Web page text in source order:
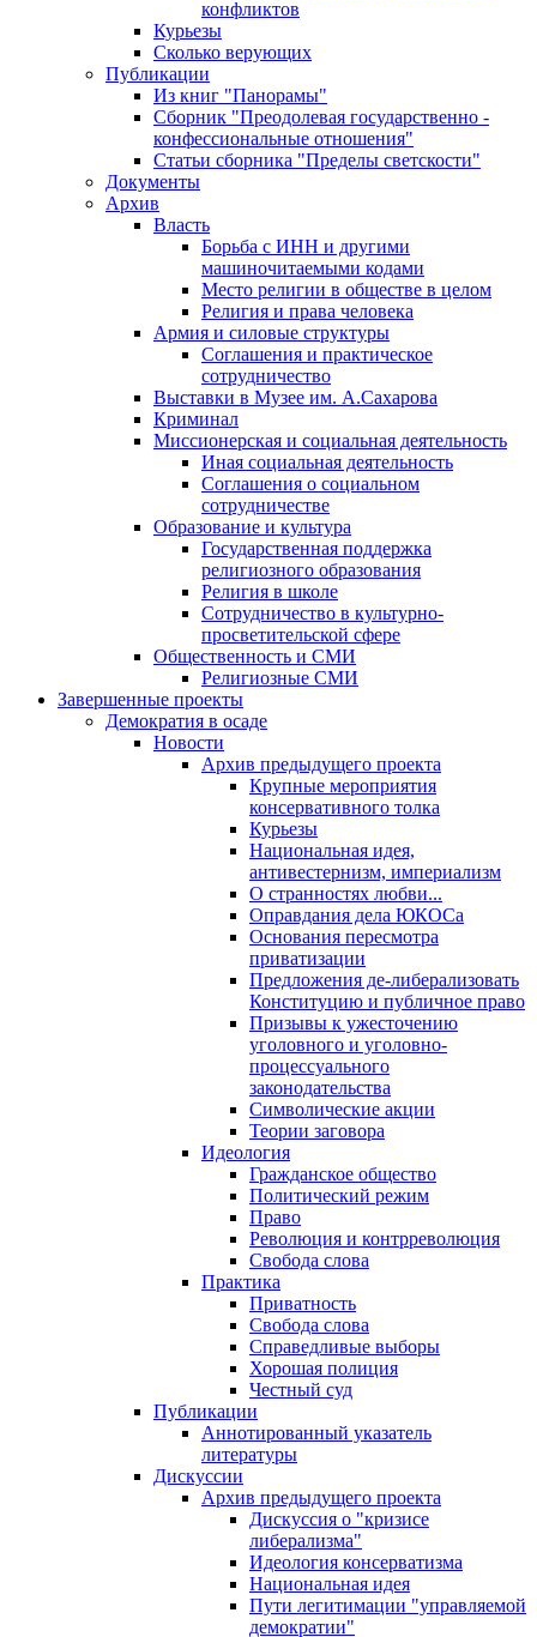
конфликтов
Курьезы
Сколько верующих
Публикации
Из книг "Панорамы"
Сборник "Преодолевая государственно -
конфессиональные отношения"
Статьи сборника "Пределы светскости"
Документы
Архив
Власть
Борьба с ИНН и другими
машиночитаемыми кодами
Место религии в обществе в целом
Религия и права человека
Армия и силовые структуры
Соглашения и практическое
сотрудничество
Выставки в Музее им. А.Сахарова
Криминал
Миссионерская и социальная деятельность
Иная социальная деятельность
Соглашения о социальном
сотрудничестве
Образование и культура
Государственная поддержка
религиозного образования
Религия в школе
Сотрудничество в культурно-
просветительской сфере
Общественность и СМИ
Религиозные СМИ
Завершенные проекты
Демократия в осаде
Новости
Архив предыдущего проекта
Крупные мероприятия
консервативного толка
Курьезы
Национальная идея,
антивестернизм, империализм
О странностях любви...
Оправдания дела ЮКОСа
Основания пересмотра
приватизации
Предложения де-либерализовать
Конституцию и публичное право
Призывы к ужесточению
уголовного и уголовно-
процессуального
законодательства
Символические акции
Теории заговора
Идеология
Гражданское общество
Политический режим
Право
Революция и контрреволюция
Свобода слова
Практика
Приватность
Свобода слова
Справедливые выборы
Хорошая полиция
Честный суд
Публикации
Аннотированный указатель
литературы
Дискуссии
Архив предыдущего проекта
Дискуссия о "кризисе
либерализма"
Идеология консерватизма
Национальная идея
Пути легитимации "управляемой
демократии"